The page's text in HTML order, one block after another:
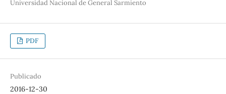
Universidad Nacional de General Sarmiento
PDF
Publicado
2016-12-30